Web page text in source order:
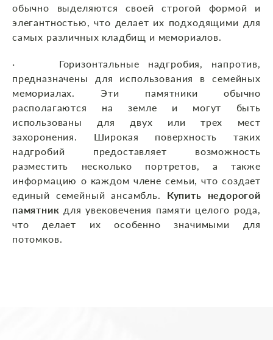
обычно выделяются своей строгой формой и
элегантностью, что делает их подходящими для
самых различных кладбищ и мемориалов.
· Горизонтальные надгробия, напротив,
предназначены для использования в семейных
мемориалах. Эти памятники обычно
располагаются на земле и могут быть
использованы для двух или трех мест
захоронения. Широкая поверхность таких
надгробий предоставляет возможность
разместить несколько портретов, а также
информацию о каждом члене семьи, что создает
единый семейный ансамбль. Купить недорогой
памятник для увековечения памяти целого рода,
что делает их особенно значимыми для
потомков.